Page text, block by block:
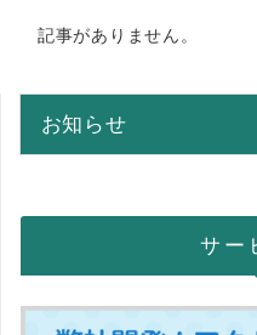
記事がありません。
お知らせ
サー